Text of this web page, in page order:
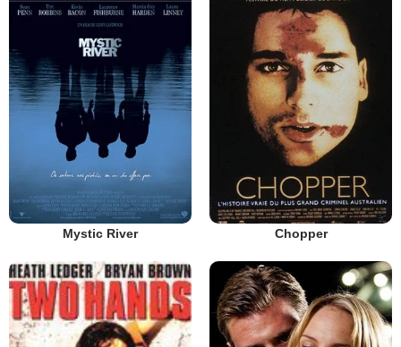
Mystic River Chopper